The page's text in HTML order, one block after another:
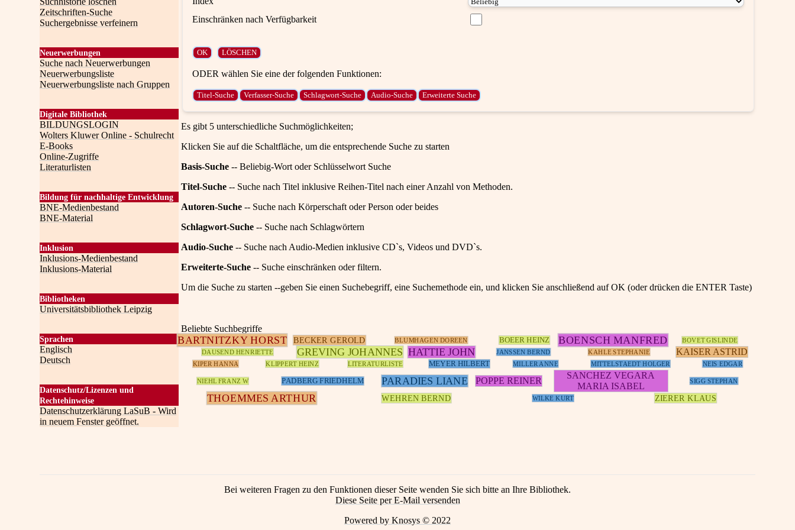
Zeitschriften-Suche
Suchergebnisse verfeinern
Neuerwerbungen
Suche nach Neuerwerbungen
Neuerwerbungsliste
Neuerwerbungsliste nach Gruppen
Digitale Bibliothek
BILDUNGSLOGIN
Wolters Kluwer Online - Schulrecht
E-Books
Online-Zugriffe
Literaturlisten
Bildung für nachhaltige Entwicklung
BNE-Medienbestand
BNE-Material
Inklusion
Inklusions-Medienbestand
Inklusions-Material
Bibliotheken
Universitätsbibliothek Leipzig
Sprachen
Englisch
Deutsch
Datenschutz/Lizenzen und
Rechtehinweise
Datenschutzerklärung LaSuB - Wird
in neuem Fenster geöffnet.
Einschränken nach Verfügbarkeit
ODER wählen Sie eine der folgenden Funktionen:
Es gibt 5 unterschiedliche Suchmöglichkeiten;
Klicken Sie auf die Schaltfläche, um die entsprechende Suche zu starten
Basis-Suche-- Beliebig-Wort oder Schlüsselwort Suche
Titel-Suche-- Suche nach Titel inklusive Reihen-Titel nach einer Anzahl von Methoden.
Autoren-Suche-- Suche nach Körperschaft oder Person oder beides
Schlagwort-Suche-- Suche nach Schlagwörtern
Audio-Suche-- Suche nach Audio-Medien inklusive CD`s, Videos und DVD`s.
Erweiterte-Suche-- Suche einschränken oder filtern.
Um die Suche zu starten --geben Sie einen Suchebegriff, eine Suchemethode ein, und klicken Sie anschließend auf OK (oder drücken die ENTER Taste)
Beliebte Suchbegriffe
BARTNITZKY HORST BECKER GEROLD BLUMHAGEN DOREEN BOEER HEINZ BOENSCH MANFRED BOVET GISLINDE
DAUSEND HENRIETTE GREVING JOHANNES HATTIE JOHN JANSSEN BERND KAHLE STEPHANIE KAISER ASTRID
KIPER HANNA KLIPPERT HEINZ LITERATURLISTE MEYER HILBERT MILLER ANNE MITTELSTAEDT HOLGER NEIS EDGAR
NIEHL FRANZ W PADBERG FRIEDHELM PARADIES LIANE POPPE REINER
SANCHEZ VEGARA
MARIA ISABEL
SIGG STEPHAN
THOEMMES ARTHUR WEHREN BERND WILKE KURT ZIERER KLAUS
Bei weiteren Fragen zu den Funktionen dieser Seite wenden Sie sich bitte an Ihre Bibliothek.
Diese Seite per E-Mail versenden
Powered by Knosys © 2022